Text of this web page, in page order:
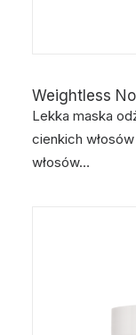
Weightless
Lekka maska
cienkich
włosów…